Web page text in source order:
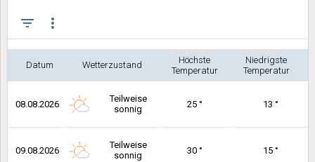
filter_list more_vert
Datum Wetterzustand
Höchste
Temperatur
Niedrigste
Temperatur
08.08.2026
Teilweise
sonnig
25 ° 13 °
09.08.2026
Teilweise
sonnig
30 ° 15 °